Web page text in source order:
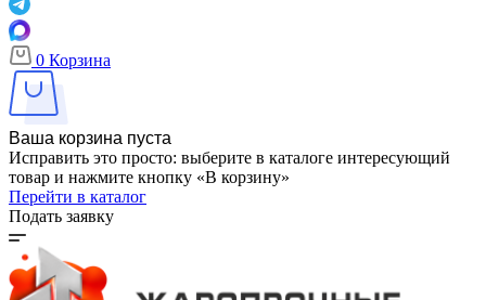
0 Корзина
Ваша корзина пуста
Исправить это просто: выберите в каталоге интересующий
товар и нажмите кнопку «В корзину»
Перейти в каталог
Подать заявку